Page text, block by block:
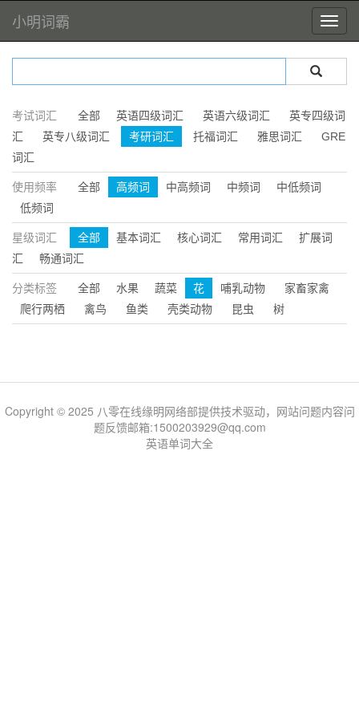
小明词霸
考试词汇 全部 英语四级词汇 英语六级词汇
英专四级词
汇
英专八级词汇 考研词汇 托福词汇 雅思词汇
GRE
词汇
使用频率 全部 高频词 中高频词 中频词
中低频词
低频词
星级词汇 全部 基本词汇 核心词汇 常用词汇
扩展词
汇
畅通词汇
分类标签 全部 水果 蔬菜 花 哺乳动物
家畜家禽
爬行两栖
禽鸟 鱼类 壳类动物 昆虫 树
Copyright © 2025 八零在线缘明网络部提供技术驱动，网站问题内容问
题反馈邮箱:1500203929@qq.com
英语单词大全